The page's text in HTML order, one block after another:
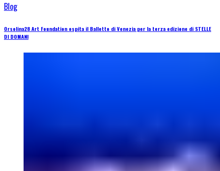
Blog
Orsolina28 Art Foundation ospita il Balletto di Venezia per la terza edizione di STELLE
DI DOMANI